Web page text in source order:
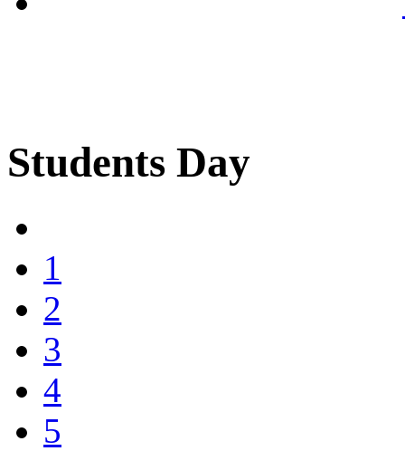
Students Day
1
2
3
4
5